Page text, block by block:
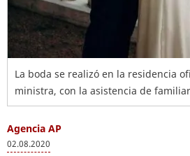
La boda se realizó en la residencia
ministra, con la asistencia de
Agencia AP
02.08.2020